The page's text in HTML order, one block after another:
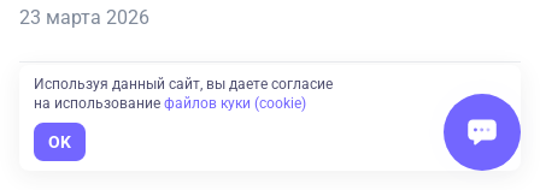
23 марта 2026
Используя данный сайт, вы даете согласие
на использование файлов куки (cookie)
OK